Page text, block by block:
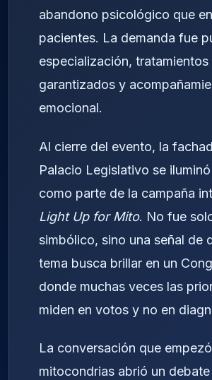
abandono psicológico que
pacientes. La demanda fue
especialización, tratamientos
garantizados y
emocional.
Al cierre del evento, la
Palacio Legislativo se
como parte de la campaña
Light Up for Mito. No fue
simbólico, sino una señal de
tema busca brillar en un
donde muchas veces las
miden en votos y no en
La conversación que
mitocondrias abrió un